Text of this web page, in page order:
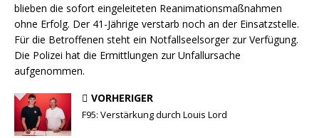
blieben die sofort eingeleiteten Reanimationsmaßnahmen
ohne Erfolg. Der 41-Jährige verstarb noch an der Einsatzstelle.
Für die Betroffenen steht ein Notfallseelsorger zur Verfügung.
Die Polizei hat die Ermittlungen zur Unfallursache
aufgenommen.
VORHERIGER
F95: Verstärkung durch Louis Lord